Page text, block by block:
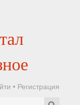
• Регистрация